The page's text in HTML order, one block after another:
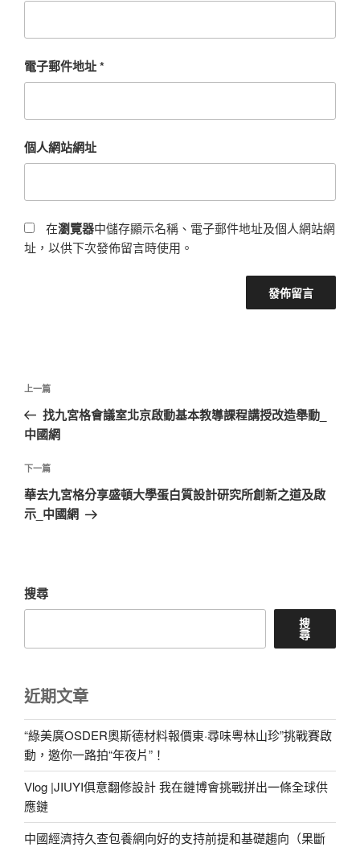
電子郵件地址*
個人網站網址
在瀏覽器中儲存顯示名稱、電子郵件地址及個人網站網
址，以供下次發佈留言時使用。
文
導
覽
上
一
篇
章
上一篇
找九宮格會議室北京啟動基本教導課程講授改造舉動_
中國網
下
一
篇
下一篇
華去九宮格分享盛頓大學蛋白質設計研究所創新之道及啟
示_中國網
搜尋
搜
尋
近期文章
“綠美廣OSDER奧斯德材料報價東·尋味粵林山珍”挑戰賽啟
動，邀你一路拍“年夜片”！
Vlog |JIUYI俱意翻修設計 我在鏈博會挑戰拼出一條全球供
應鏈
中國經濟持久查包養網向好的支持前提和基礎趨向（果斷